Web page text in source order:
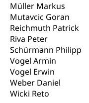
Müller Markus
Mutavcic Goran
Reichmuth Patrick
Riva Peter
Schürmann Philipp
Vogel Armin
Vogel Erwin
Weber Daniel
Wicki Reto
Ambulant vor
AHV / IV
Altersrente,
Sozialversicherung,
Pensionskasse,
Säule,
Todesfallversicherung